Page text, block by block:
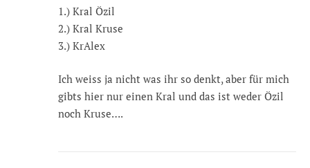
1.) Kral Özil
2.) Kral Kruse
3.) KrAlex
Ich weiss ja nicht was ihr so denkt, aber für mich
gibts hier nur einen Kral und das ist weder Özil
noch Kruse….